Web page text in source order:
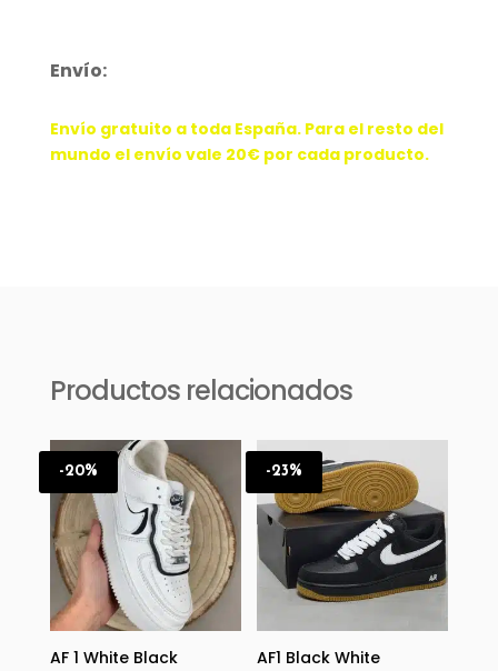
Envío:
Envío gratuito a toda España. Para el resto del
mundo el envío vale 20€ por cada producto.
Productos relacionados
-20%
AF 1 White Black
-23%
AF1 Black White